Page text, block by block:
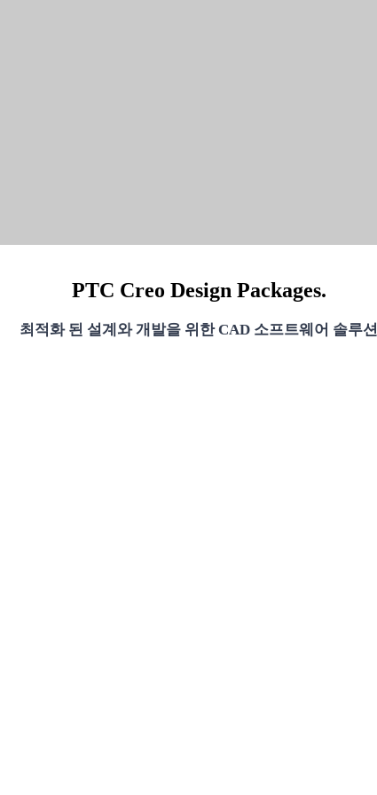
PTC Creo Design Packages.
최적화 된 설계와 개발을 위한 CAD 소프트웨어 솔루션